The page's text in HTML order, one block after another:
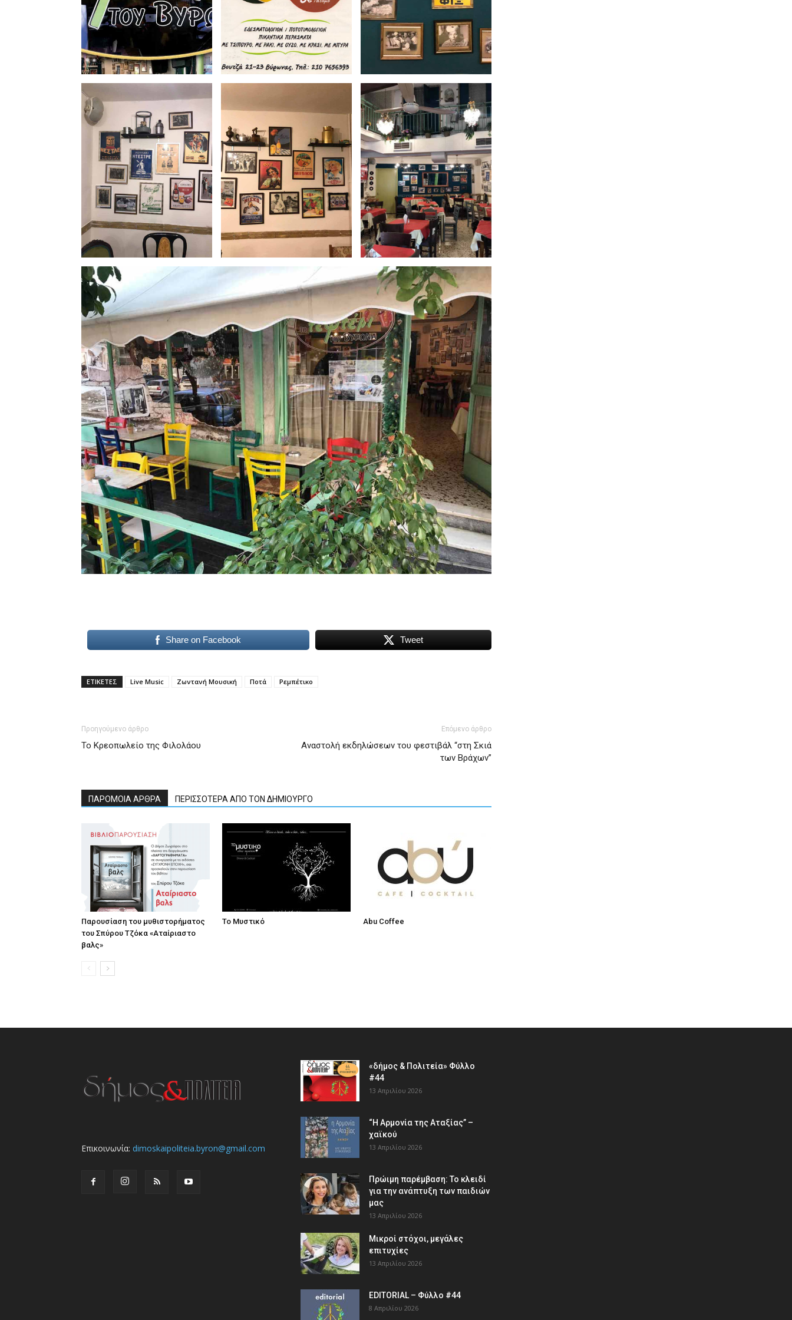
Share on Facebook Tweet
ΕΤΙΚΕΤΕΣ Live Music Ζωντανή Μουσική Ποτά Ρεμπέτικο
Προηγούμενο άρθρο
Το Κρεοπωλείο της Φιλολάου
Επόμενο άρθρο
Αναστολή εκδηλώσεων του φεστιβάλ “στη Σκιά
των Βράχων”
ΠΑΡΟΜΟΙΑ ΑΡΘΡΑ ΠΕΡΙΣΣΟΤΕΡΑ ΑΠΟ ΤΟΝ ΔΗΜΙΟΥΡΓΟ
Παρουσίαση του μυθιστορήματος
του Σπύρου Τζόκα «Αταίριαστο
βαλς»
Το Μυστικό Abu Coffee
Επικοινωνία: dimoskaipoliteia.byron@gmail.com
«δήμος & Πολιτεία» Φύλλο
#44
13 Απριλίου 2026
“Η Αρμονία της Αταξίας” –
χαϊκού
13 Απριλίου 2026
Πρώιμη παρέμβαση: Το κλειδί
για την ανάπτυξη των παιδιών
µας
13 Απριλίου 2026
Μικροί στόχοι, μεγάλες
επιτυχίες
13 Απριλίου 2026
EDITORIAL – Φύλλο #44
8 Απριλίου 2026